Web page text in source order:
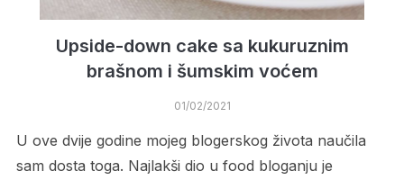
Upside-down cake sa kukuruznim
brašnom i šumskim voćem
01/02/2021
U ove dvije godine mojeg blogerskog života naučila
sam dosta toga. Najlakši dio u food bloganju je